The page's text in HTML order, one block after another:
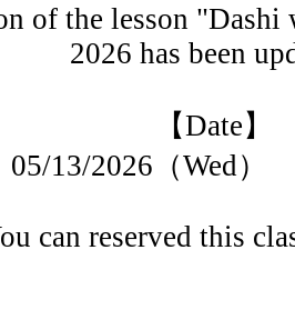
of the lesson
2026 has been
【Date】
05/13/2026（Wed）
can reserved this